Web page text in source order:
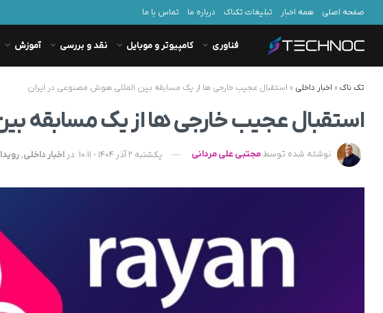
صفحه اصلی همه اخبار تبلیغات تکناک درباره ما تماس با ما
فناوری کامپیوتر و موبایل نقد و بررسی آموزش
تک ناک» اخبار داخلی » استقبال عجیب خارجی ها از یک مسابقه بین المللی هوش مصنوعی در ایران
استقبال عجیب خارجی ها از یک مسابقه
نوشته شده توسط مجتبی علی مردانی یکشنبه 2 آذر 1404 - 10:11 در اخبار داخلی,